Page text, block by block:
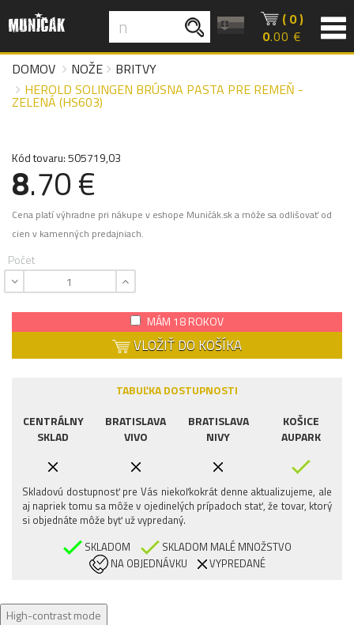
( 0 )
0.00 €
DOMOV
NOŽE
BRITVY
HEROLD SOLINGEN BRÚSNA PASTA PRE REMEŇ -
ZELENÁ (HS603)
Kód tovaru: 505719,03
8.70 €
Cena platí výhradne pri nákupe v eshope Muničák.sk a môže sa odlišovať od
cien v kamenných predajniach.
Počet
MÁM 18 ROKOV
VLOŽIŤ DO KOŠÍKA
TABUĽKA DOSTUPNOSTI
CENTRÁLNY
SKLAD
BRATISLAVA
VIVO
BRATISLAVA
NIVY
KOŠICE
AUPARK
Skladovú dostupnosť pre Vás niekoľkokrát denne aktualizujeme, ale
aj napriek tomu sa môže v ojedinelých prípadoch stať, že tovar, ktorý
si objednáte môže byť už vypredaný.
SKLADOM
SKLADOM MALÉ MNOŽSTVO
NA OBJEDNÁVKU
VYPREDANÉ
High-contrast mode